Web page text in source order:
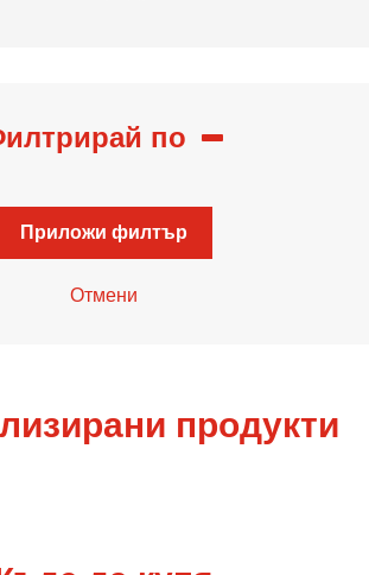
по
Приложи филтър
Отмени
продукти